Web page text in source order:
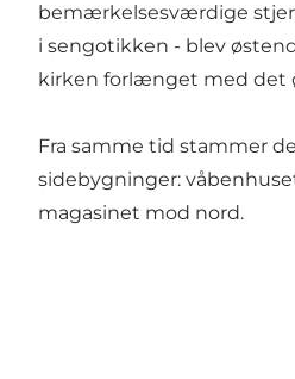
bemærkelsesværdige
i sengotikken - blev
kirken forlænget med det
Fra samme tid stammer
sidebygninger:
magasinet mod nord.